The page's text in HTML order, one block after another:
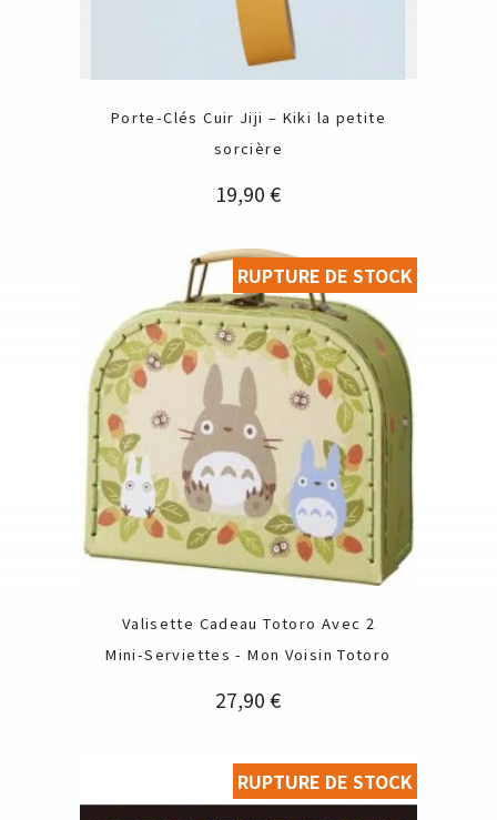
Porte-Clés Cuir Jiji – Kiki la petite
sorcière
Prix
19,90 €
Valisette Cadeau Totoro Avec 2
Mini-Serviettes - Mon Voisin Totoro
Prix
27,90 €
RUPTURE DE STOCK
RUPTURE DE STOCK